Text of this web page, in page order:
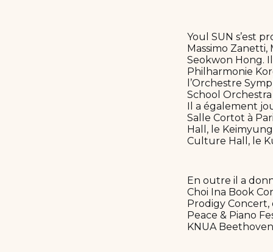
Youl SUN s’est
Massimo
Seokwon Hong.
Philharmonie
l’Orchestre
School Orchestra
Il a également
Salle Cortot à
Hall, le
Culture Hall, le
En outre il a
Choi Ina Book
Prodigy
Peace & Piano
KNUA